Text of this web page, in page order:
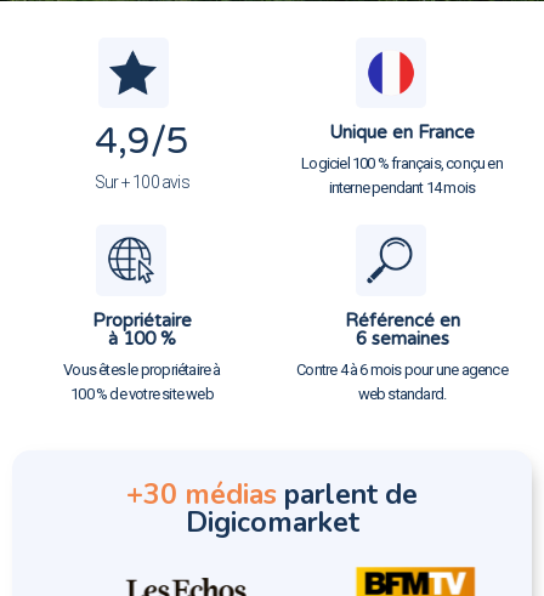
4,9/5
Sur + 100 avis
Unique en France
Logiciel 100 % français, conçu en
interne pendant 14 mois
Propriétaire
à 100 %
Vous êtes le propriétaire à
100 % de votre site web
Référencé en
6 semaines
Contre 4 à 6 mois pour une agence
web standard.
+30 médias parlent de
Digicomarket